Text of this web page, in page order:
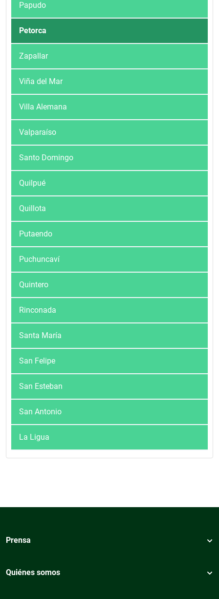
Papudo
Petorca
Zapallar
Viña del Mar
Villa Alemana
Valparaíso
Santo Domingo
Quilpué
Quillota
Putaendo
Puchuncaví
Quintero
Rinconada
Santa María
San Felipe
San Esteban
San Antonio
La Ligua
Prensa
Quiénes somos